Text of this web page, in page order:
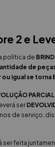
2 e
política de
de
igual se
PARCIAL
ser
de serviço,
feita